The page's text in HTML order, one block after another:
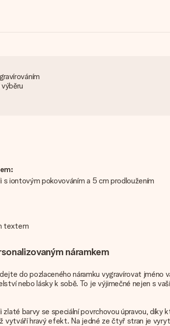
s iontovým pokovováním a 5 cm prodloužením
textem
náramkem
do pozlaceného náramku vygravírovat jméno
nebo lásky k sobě. To je výjimečné nejen s
zlaté barvy se speciální povrchovou úpravou,
vytváří hravý efekt. Na jedné ze čtyř stran je